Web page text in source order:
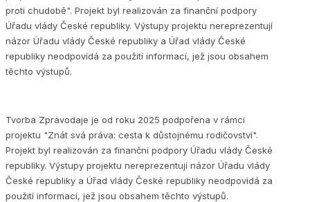
proti chudobě". Projekt byl realizován za finanční podpory
Úřadu vlády České republiky. Výstupy projektu nereprezentují
názor Úřadu vlády České republiky a Úřad vlády České
republiky neodpovídá za použití informací, jež jsou obsahem
těchto výstupů.
Tvorba Zpravodaje je od roku 2025 podpořena v rámci
projektu "Znát svá práva: cesta k důstojnému rodičovství".
Projekt byl realizován za finanční podpory Úřadu vlády České
republiky. Výstupy projektu nereprezentují názor Úřadu vlády
České republiky a Úřad vlády České republiky neodpovídá za
použití informací, jež jsou obsahem těchto výstupů.